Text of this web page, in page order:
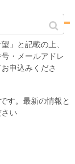
」と記載の上、
・メールアドレ
申込みくださ
す。最新の情報と
い